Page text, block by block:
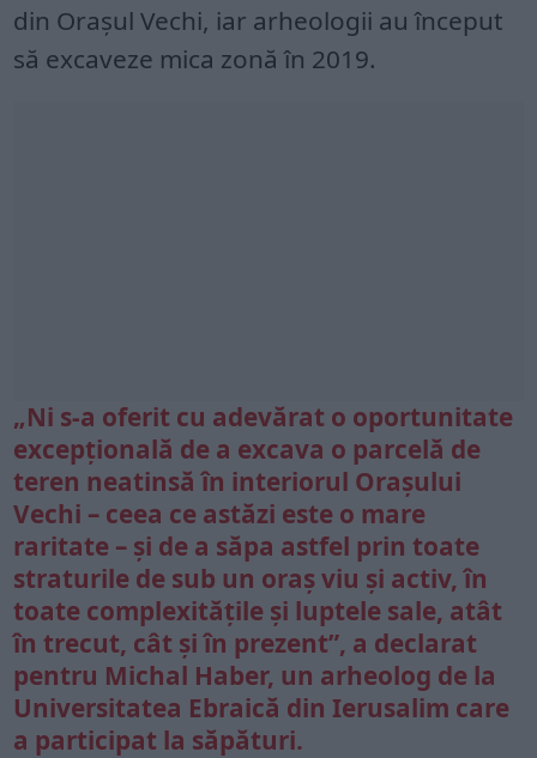
din Orașul Vechi, iar arheologii au început
să excaveze mica zonă în 2019.
„Ni s-a oferit cu adevărat o oportunitate
excepțională de a excava o parcelă de
teren neatinsă în interiorul Orașului
Vechi – ceea ce astăzi este o mare
raritate – și de a săpa astfel prin toate
straturile de sub un oraș viu și activ, în
toate complexitățile și luptele sale, atât
în trecut, cât și în prezent”, a declarat
pentru Michal Haber, un arheolog de la
Universitatea Ebraică din Ierusalim care
a participat la săpături.